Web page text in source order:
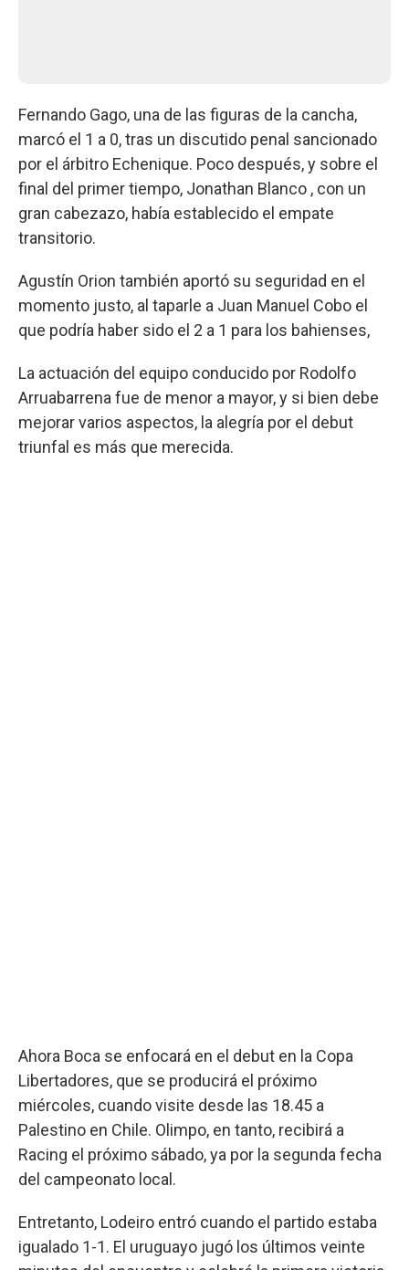
Fernando Gago, una de las figuras de la cancha,
marcó el 1 a 0, tras un discutido penal sancionado
por el árbitro Echenique. Poco después, y sobre el
final del primer tiempo, Jonathan Blanco , con un
gran cabezazo, había establecido el empate
transitorio.
Agustín Orion también aportó su seguridad en el
momento justo, al taparle a Juan Manuel Cobo el
que podría haber sido el 2 a 1 para los bahienses,
La actuación del equipo conducido por Rodolfo
Arruabarrena fue de menor a mayor, y si bien debe
mejorar varios aspectos, la alegría por el debut
triunfal es más que merecida.
Ahora Boca se enfocará en el debut en la Copa
Libertadores, que se producirá el próximo
miércoles, cuando visite desde las 18.45 a
Palestino en Chile. Olimpo, en tanto, recibirá a
Racing el próximo sábado, ya por la segunda fecha
del campeonato local.
Entretanto, Lodeiro entró cuando el partido estaba
igualado 1-1. El uruguayo jugó los últimos veinte